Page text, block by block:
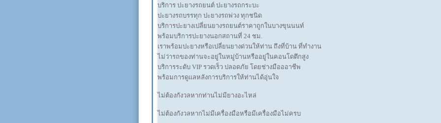
บริการ ปะยางรถยนต์ ปะยางรถกระบะ
ปะยางรถบรรทุก ปะยางรถพ่วง ทุกชนิด
บริการปะยางเปลี่ยนยางรถยนต์ราคาถูกในบางขุนนนท์
พร้อมบริการปะยางนอกสถานที่ 24 ชม.
เราพร้อมปะยางหรือเปลี่ยนยางด่วนให้ท่าน ถึงที่บ้าน ที่ทำงาน
ไม่ว่ารถของท่านจะอยู่ในหมู่บ้านหรืออยู่ในคอนโดตึกสูง
บริการระดับ VIP รวดเร็ว ปลอดภัย โดยช่างมือออาชีพ
พร้อมการดูแลหลังการบริการให้ท่านได้อุ่นใจ
ไม่ต้องกังวลหากท่านไม่มียางอะไหล่
ไม่ต้องกังวลหากไม่มีเครื่องมือหรือมีเครื่องมือไม่ครบ